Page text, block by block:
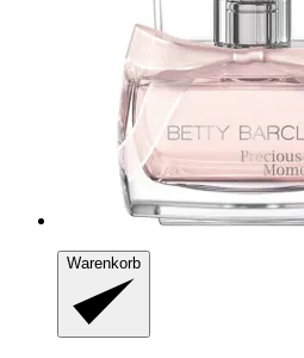
Warenkorb